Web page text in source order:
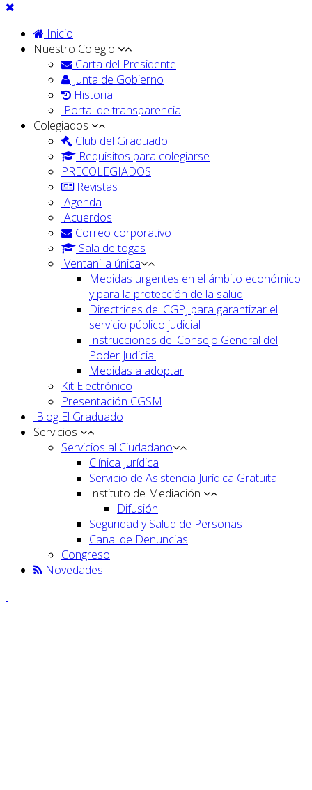
Inicio
Nuestro Colegio
Carta del Presidente
Junta de Gobierno
Historia
Portal de transparencia
Colegiados
Club del Graduado
Requisitos para colegiarse
PRECOLEGIADOS
Revistas
Agenda
Acuerdos
Correo corporativo
Sala de togas
Ventanilla única
Medidas urgentes en el ámbito económico
y para la protección de la salud
Directrices del CGPJ para garantizar el
servicio público judicial
Instrucciones del Consejo General del
Poder Judicial
Medidas a adoptar
Kit Electrónico
Presentación CGSM
Blog El Graduado
Servicios
Servicios al Ciudadano
Clínica Jurídica
Servicio de Asistencia Jurídica Gratuita
Instituto de Mediación
Difusión
Seguridad y Salud de Personas
Canal de Denuncias
Congreso
Novedades